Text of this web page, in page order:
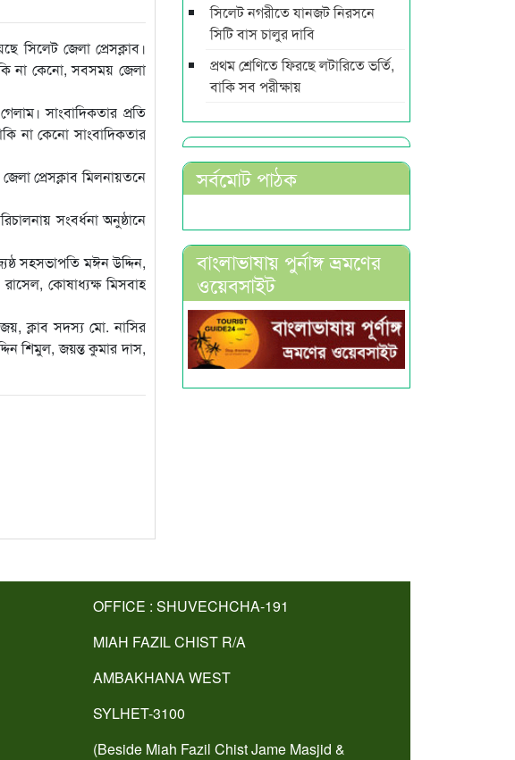
সিলেট জেলা প্রেসক্লাব।
না কেনো, সবসময় জেলা
সাংবাদিকতার প্রতি
না কেনো সাংবাদিকতার
প্রেসক্লাব মিলনায়তনে
সংবর্ধনা অনুষ্ঠানে
সহসভাপতি মঈন উদ্দিন,
কোষাধ্যক্ষ মিসবাহ
ক্লাব সদস্য মো. নাসির
শিমুল, জয়ন্ত কুমার দাস,
সিলেট নগরীতে যানজট নিরসনে
সিটি বাস চালুর দাবি
প্রথম শ্রেণিতে ফিরছে লটারিতে ভর্তি,
বাকি সব পরীক্ষায়
সর্বমোট পাঠক
বাংলাভাষায় পুর্নাঙ্গ ভ্রমণের
ওয়েবসাইট
OFFICE : SHUVECHCHA-191
MIAH FAZIL CHIST R/A
AMBAKHANA WEST
SYLHET-3100
(Beside Miah Fazil Chist Jame Masjid &